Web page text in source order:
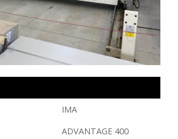
IMA
ADVANTAGE 400